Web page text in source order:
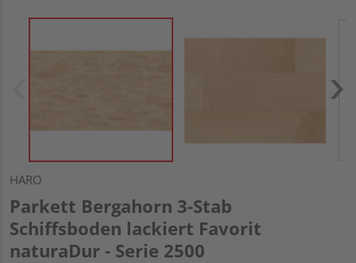
HARO
Parkett Bergahorn 3-Stab
Schiffsboden lackiert Favorit
naturaDur - Serie 2500